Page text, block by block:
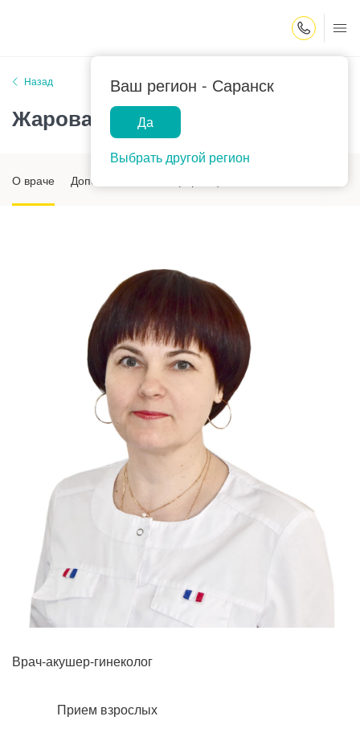
Ваш регион - Саранск
Да
Выбрать другой регион
Назад
Жарова Татьяна Борисовна
О враче Дополнительная информация
Врач-акушер-гинеколог
Прием взрослых